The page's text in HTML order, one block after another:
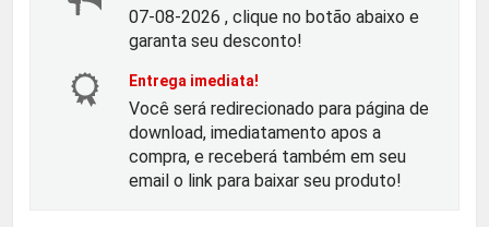
e
ç
o
o
e
ç
o
a
07-08-2026 , clique no botão abaixo e
garanta seu desconto!
Entrega imediata!
Você será redirecionado para página de
download, imediatamento apos a
compra, e receberá também em seu
email o link para baixar seu produto!